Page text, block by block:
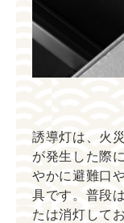
誘導灯は、火
が発生した際
やかに避難口
具です。普段
たは消灯して